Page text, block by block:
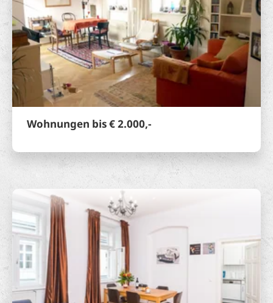
Wohnungen bis € 2.000,-